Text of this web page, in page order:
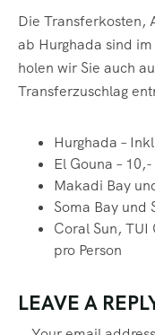
Die Transferkosten,
ab Hurghada sind
holen wir Sie auch
Transferzuschlag
Hurghada –
El Gouna –
Makadi Bay
Soma Bay und
Coral Sun,
pro Person
LEAVE A